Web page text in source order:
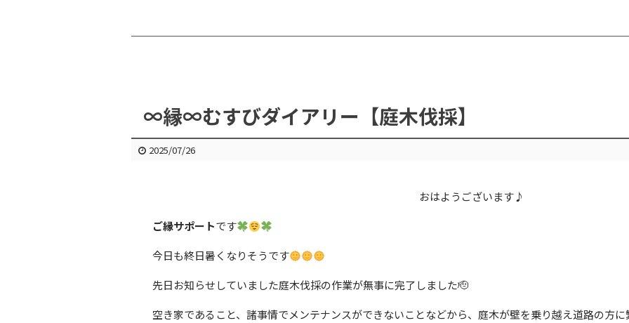
∞縁∞むすびダイアリー【庭木伐採】
2025/07/26
おはようございます♪
ご縁サポートです
今日も終日暑くなりそうです
先日お知らせしていました庭木伐採の作業が無事に完了しました🫡
空き家であること、諸事情でメンテナンスができないことなどから、庭木が壁を乗り越え道路の方